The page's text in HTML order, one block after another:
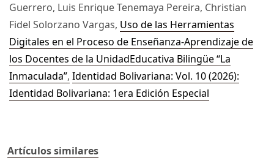
Guerrero, Luis Enrique Tenemaya Pereira, Christian
Fidel Solorzano Vargas, Uso de las Herramientas
Digitales en el Proceso de Enseñanza-Aprendizaje de
los Docentes de la UnidadEducativa Bilingüe “La
Inmaculada”, Identidad Bolivariana: Vol. 10 (2026):
Identidad Bolivariana: 1era Edición Especial
Artículos similares